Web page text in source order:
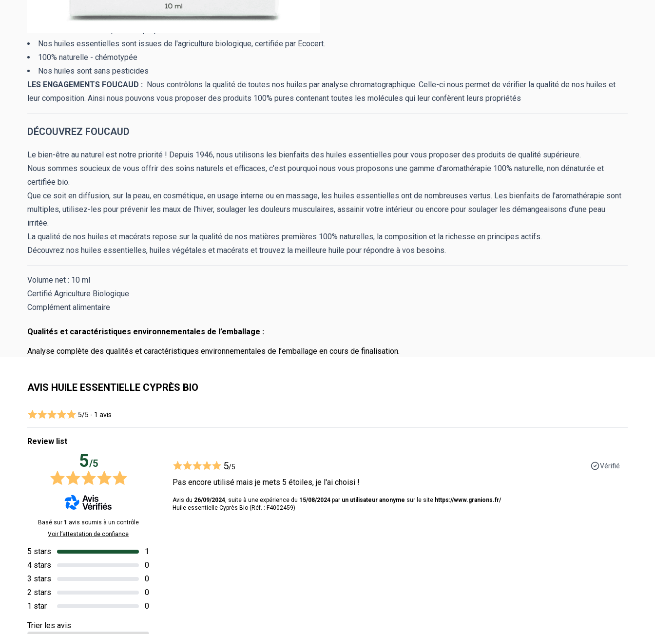
LES + DE NOS HUILES ESSENTIELLES
Nos huiles essentielles sont issues de l'agriculture biologique, certifiée par Ecocert.
100% naturelle - chémotypée
Nos huiles sont sans pesticides
LES ENGAGEMENTS FOUCAUD : Nous contrôlons la qualité de toutes nos huiles par analyse chromatographique. Celle-ci nous permet de vérifier la qualité de nos huiles et
leur composition. Ainsi nous pouvons vous proposer des produits 100% pures contenant toutes les molécules qui leur confèrent leurs propriétés
DÉCOUVREZ FOUCAUD
Le bien-être au naturel est notre priorité ! Depuis 1946, nous utilisons les bienfaits des huiles essentielles pour vous proposer des produits de qualité supérieure.
Nous sommes soucieux de vous offrir des soins naturels et efficaces, c'est pourquoi nous vous proposons une gamme d'aromathérapie 100% naturelle, non dénaturée et
certifiée bio.
Que ce soit en diffusion, sur la peau, en cosmétique, en usage interne ou en massage, les huiles essentielles ont de nombreuses vertus. Les bienfaits de l'aromathérapie sont
multiples, utilisez-les pour prévenir les maux de l'hiver, soulager les douleurs musculaires, assainir votre intérieur ou encore pour soulager les démangeaisons d'une peau
irritée.
La qualité de nos huiles et macérats repose sur la qualité de nos matières premières 100% naturelles, la composition et la richesse en principes actifs.
Découvrez nos huiles essentielles, huiles végétales et macérats et trouvez la meilleure huile pour répondre à vos besoins.
Volume net : 10 ml
Certifié Agriculture Biologique
Complément alimentaire
Qualités et caractéristiques environnementales de l’emballage :
Analyse complète des qualités et caractéristiques environnementales de l’emballage en cours de finalisation.
AVIS HUILE ESSENTIELLE CYPRÈS BIO
5/5 - 1 avis
Review list
5/5
Basé sur 1 avis soumis à un contrôle
Voir l’attestation de confiance
5 stars
1
4 stars
0
3 stars
0
2 stars
0
1 star
0
Trier les avis
5/5 Vérifié
Pas encore utilisé mais je mets 5 étoiles, je l'ai choisi !
Avis du 26/09/2024, suite à une expérience du 15/08/2024 par un utilisateur anonyme sur le site https://www.granions.fr/
Huile essentielle Cyprès Bio (Réf. : F4002459)